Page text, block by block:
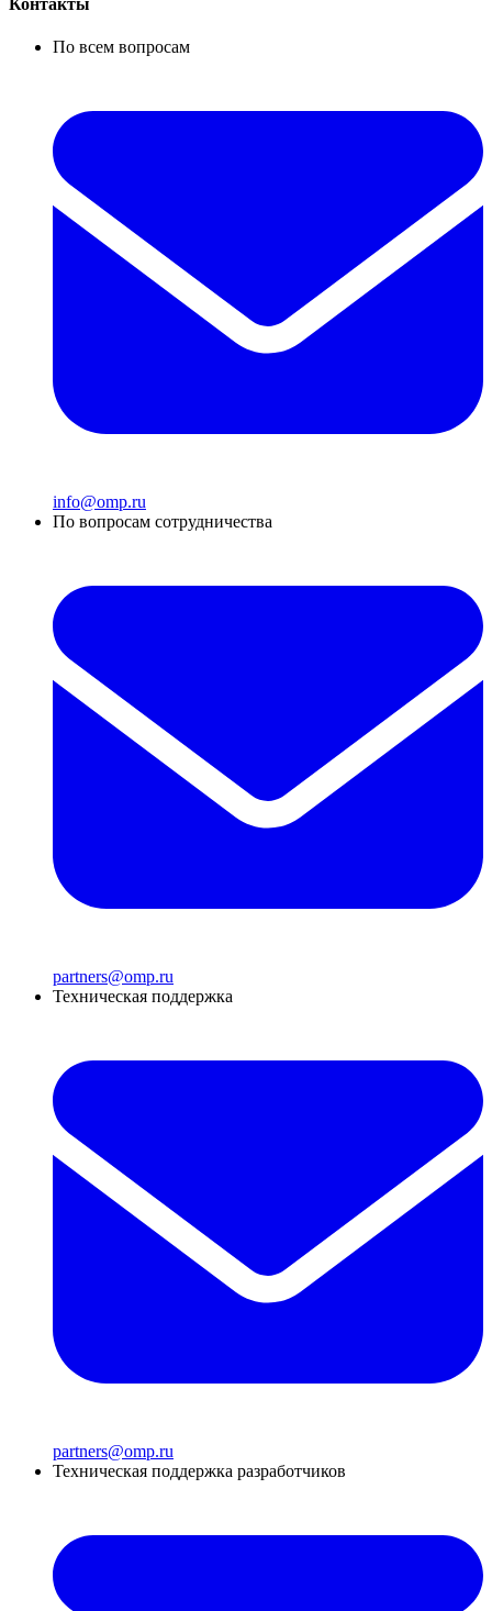
По всем вопросам
info@omp.ru
По вопросам сотрудничества
partners@omp.ru
Техническая поддержка
partners@omp.ru
Техническая поддержка разработчиков